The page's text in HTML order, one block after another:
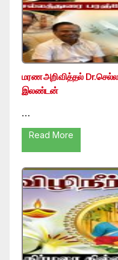
மரண அறிவித்தல்
இலண்டன்
…
Read More